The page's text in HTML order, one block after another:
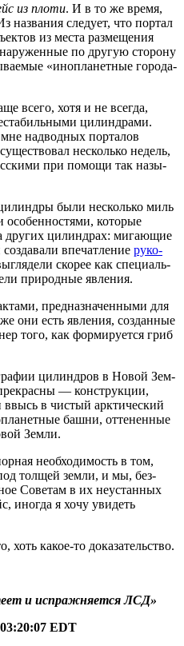
из пло­ти. И в то же вре­мя,
назва­ния сле­ду­ет, что пор­тал
из места раз­ме­ще­ния
по дру­гую сто­ро­ну
«ино­пла­нет­ные города-
все­го, хотя и не все­гда,
цилин­дра­ми.
над­вод­ных пор­та­лов
несколь­ко недель,
при помо­щи так назы­
были несколь­ко миль
кото­рые
дру­гих цилин­драх: мига­ю­щие
впе­чат­ле­ние руко­
ско­рее как спе­ци­аль­
при­род­ные явления.
пред­на­зна­чен­ны­ми для
они есть явле­ния, создан­ные
того, как фор­ми­ру­ет­ся гриб
цилин­дров в Новой Зем­
— кон­струк­ции,
в чистый арк­ти­че­ский
баш­ни, отте­нен­ные
Земли.
необ­хо­ди­мость в том,
тол­щей зем­ли, и мы, без­
Сове­там в их неустан­ных
ино­гда я хочу уви­деть
хоть какое-то доказательство.
и испраж­ня­ет­ся ЛСД»
EDT